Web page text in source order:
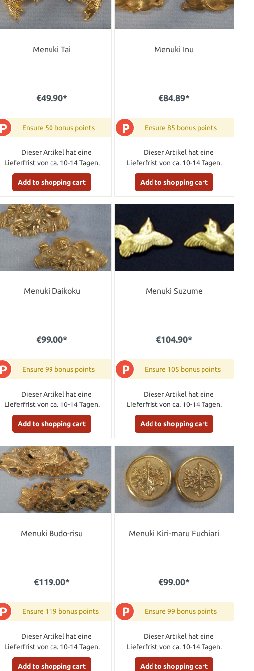
Menuki Tai
€49.90*
P Ensure 50 bonus points
Dieser Artikel hat eine
Lieferfrist von ca. 10-14 Tagen.
Add to shopping cart
Menuki Inu
€84.89*
P Ensure 85 bonus points
Dieser Artikel hat eine
Lieferfrist von ca. 10-14 Tagen.
Add to shopping cart
Menuki Daikoku
€99.00*
P Ensure 99 bonus points
Dieser Artikel hat eine
Lieferfrist von ca. 10-14 Tagen.
Add to shopping cart
Menuki Suzume
€104.90*
P Ensure 105 bonus points
Dieser Artikel hat eine
Lieferfrist von ca. 10-14 Tagen.
Add to shopping cart
Menuki Budo-risu
€119.00*
P Ensure 119 bonus points
Dieser Artikel hat eine
Lieferfrist von ca. 10-14 Tagen.
Add to shopping cart
Menuki Kiri-maru Fuchiari
€99.00*
P Ensure 99 bonus points
Dieser Artikel hat eine
Lieferfrist von ca. 10-14 Tagen.
Add to shopping cart